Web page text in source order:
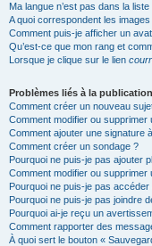
Ma langue n’est pas dans la liste
A quoi correspondent les
Comment puis-je afficher un
Qu’est-ce que mon rang et
Lorsque je clique sur le lien
Problèmes liés à la
Comment créer un nouveau
Comment modifier ou supprimer
Comment ajouter une signature
Comment créer un sondage ?
Pourquoi ne puis-je pas ajouter
Comment modifier ou supprimer
Pourquoi ne puis-je pas accéder
Pourquoi ne puis-je pas joindre
Pourquoi ai-je reçu un
Comment rapporter des
À quoi sert le bouton «